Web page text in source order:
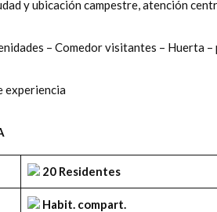
y ubicación campestre, atención
– Comedor visitantes – Huerta
experiencia
20 Residentes
Habit. compart.